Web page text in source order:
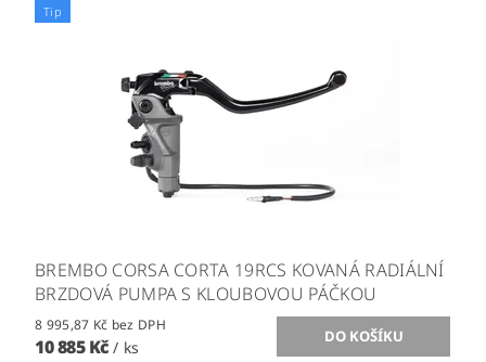
Tip
BREMBO CORSA CORTA 19RCS KOVANÁ RADIÁLNÍ
BRZDOVÁ PUMPA S KLOUBOVOU PÁČKOU
8 995,87 Kč bez DPH
10 885 Kč/ ks